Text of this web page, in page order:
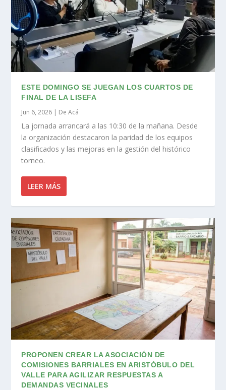
ESTE DOMINGO SE JUEGAN LOS CUARTOS DE
FINAL DE LA LISEFA
Jun 6, 2026 | De Acá
La jornada arrancará a las 10:30 de la mañana. Desde
la organización destacaron la paridad de los equipos
clasificados y las mejoras en la gestión del histórico
torneo.
LEER MÁS
PROPONEN CREAR LA ASOCIACIÓN DE
COMISIONES BARRIALES EN ARISTÓBULO DEL
VALLE PARA AGILIZAR RESPUESTAS A
DEMANDAS VECINALES